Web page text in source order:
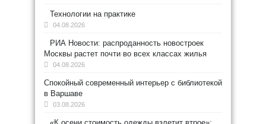
Технологии на практике
04.08.2026
РИА Новости: распроданность новостроек
Москвы растет почти во всех классах жилья
04.08.2026
Спокойный современный интерьер с библиотекой
в Варшаве
03.08.2026